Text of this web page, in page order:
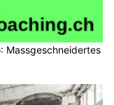
Massgeschneidertes